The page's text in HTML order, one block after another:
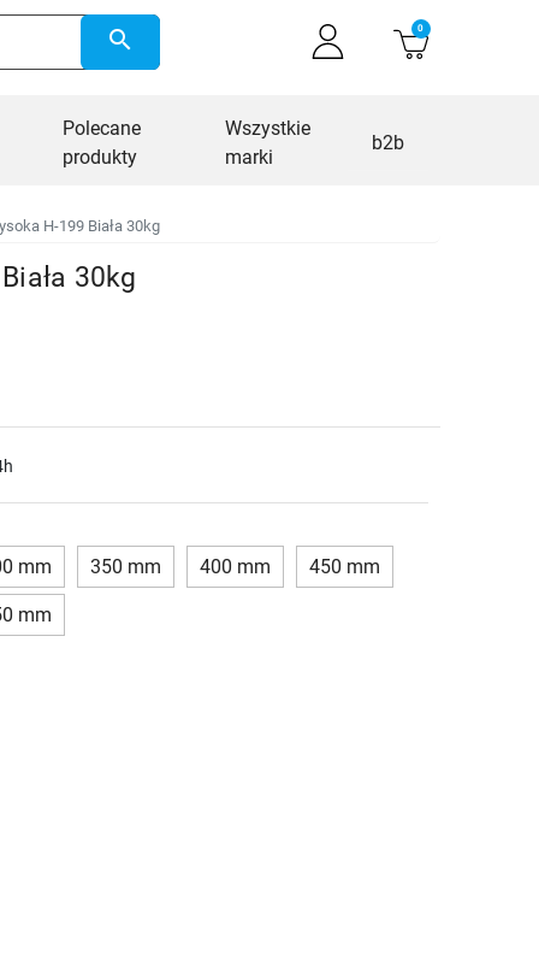
search 0
Polecane
produkty
Wszystkie
marki
b2b
H-199 Biała 30kg
30kg
mm 350 mm 400 mm 450 mm
mm